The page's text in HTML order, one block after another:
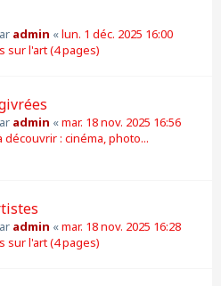
admin «lun. 1 déc. 2025 16:00
sur l'art (4 pages)
admin «mar. 18 nov. 2025 16:56
découvrir : cinéma, photo...
admin «mar. 18 nov. 2025 16:28
sur l'art (4 pages)